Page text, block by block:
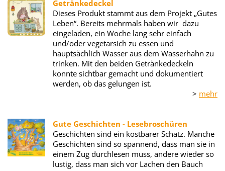
Getränkedeckel
Dieses Produkt stammt aus dem Projekt „Gutes
Leben“. Bereits mehrmals haben wir dazu
eingeladen, ein Woche lang sehr einfach
und/oder vegetarsich zu essen und
hauptsächlich Wasser aus dem Wasserhahn zu
trinken. Mit den beiden Getränkedeckeln
konnte sichtbar gemacht und dokumentiert
werden, ob das gelungen ist.
> mehr
Gute Geschichten - Lesebroschüren
Geschichten sind ein kostbarer Schatz. Manche
Geschichten sind so spannend, dass man sie in
einem Zug durchlesen muss, andere wieder so
lustig, dass man sich vor Lachen den Bauch